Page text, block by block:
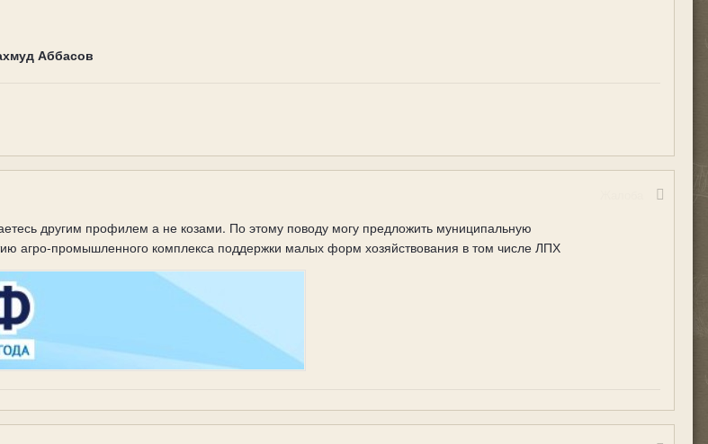
Аббасов
другим профилем а не козами. По этому поводу могу предложить муниципальную
агро-промышленного комплекса поддержки малых форм хозяйствования в том числе ЛПХ